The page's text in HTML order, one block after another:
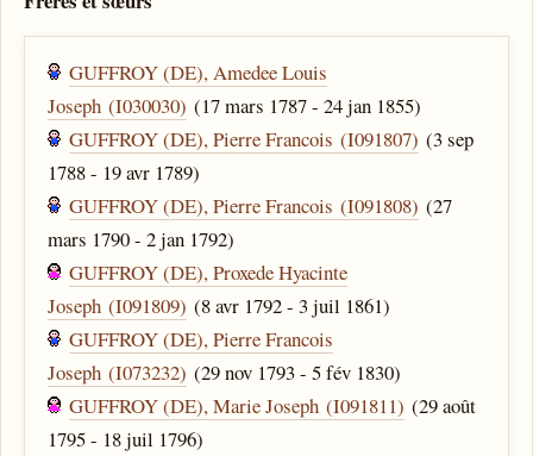
GUFFROY (DE), Amedee Louis
Joseph (I030030) (17 mars 1787 - 24 jan 1855)
GUFFROY (DE), Pierre Francois (I091807) (3 sep
1788 - 19 avr 1789)
GUFFROY (DE), Pierre Francois (I091808) (27
mars 1790 - 2 jan 1792)
GUFFROY (DE), Proxede Hyacinte
Joseph (I091809) (8 avr 1792 - 3 juil 1861)
GUFFROY (DE), Pierre Francois
Joseph (I073232) (29 nov 1793 - 5 fév 1830)
GUFFROY (DE), Marie Joseph (I091811) (29 août
1795 - 18 juil 1796)